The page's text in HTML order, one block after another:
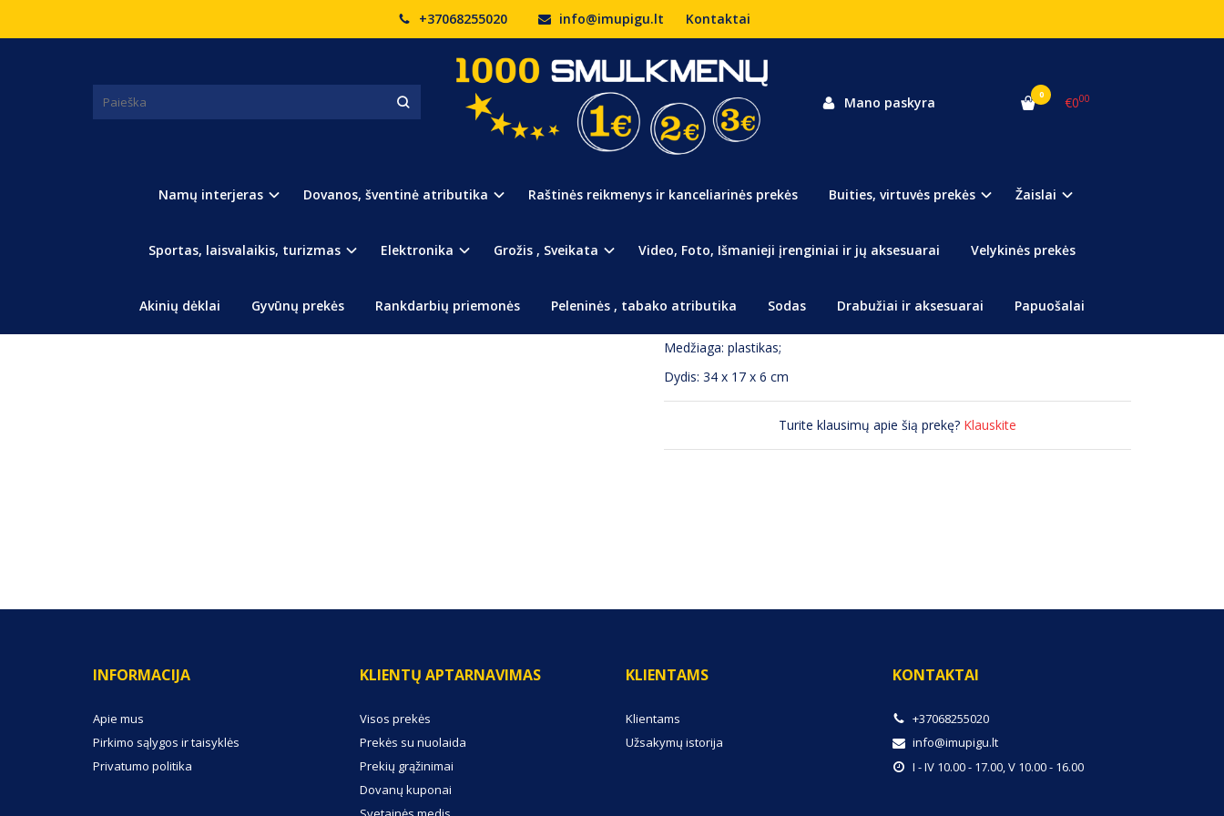
+37068255020 info@imupigu.lt Kontaktai
Mano paskyra 0 €000
Namų interjeras Dovanos, šventinė atributika Raštinės reikmenys ir kanceliarinės prekės Buities, virtuvės prekės Žaislai
Sportas, laisvalaikis, turizmas Elektronika Grožis , Sveikata Video, Foto, Išmanieji įrenginiai ir jų aksesuarai Velykinės prekės
Akinių dėklai Gyvūnų prekės Rankdarbių priemonės Peleninės , tabako atributika Sodas Drabužiai ir aksesuarai Papuošalai
Pagrindinis Masažuokliai Kaklo masažuoklis
KAKLO MASAŽUOKLIS
Prekės kodas:
juosmens, nugaros, kojų skausmus ir nuovargį!
Medžiaga: plastikas;
Dydis: 34 x 17 x 6 cm
Turite klausimų apie šią prekę? Klauskite
INFORMACIJA
Apie mus
Pirkimo sąlygos ir taisyklės
Privatumo politika
KLIENTŲ APTARNAVIMAS
Visos prekės
Prekės su nuolaida
Prekių grąžinimai
Dovanų kuponai
KLIENTAMS
Klientams
Užsakymų istorija
KONTAKTAI
+37068255020
info@imupigu.lt
I - IV 10.00 - 17.00, V 10.00 - 16.00